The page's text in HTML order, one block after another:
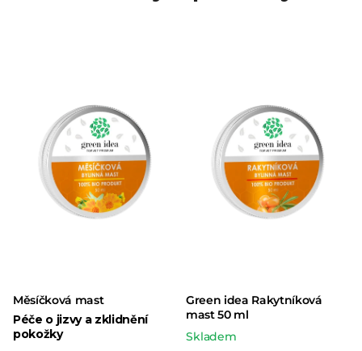
Měsíčková mast
Péče o jizvy a zklidnění
pokožky
Green idea Rakytníková
mast 50 ml
Skladem